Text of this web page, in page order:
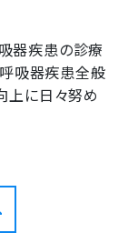
器疾患の診療
呼吸器疾患全般
上に日々努め